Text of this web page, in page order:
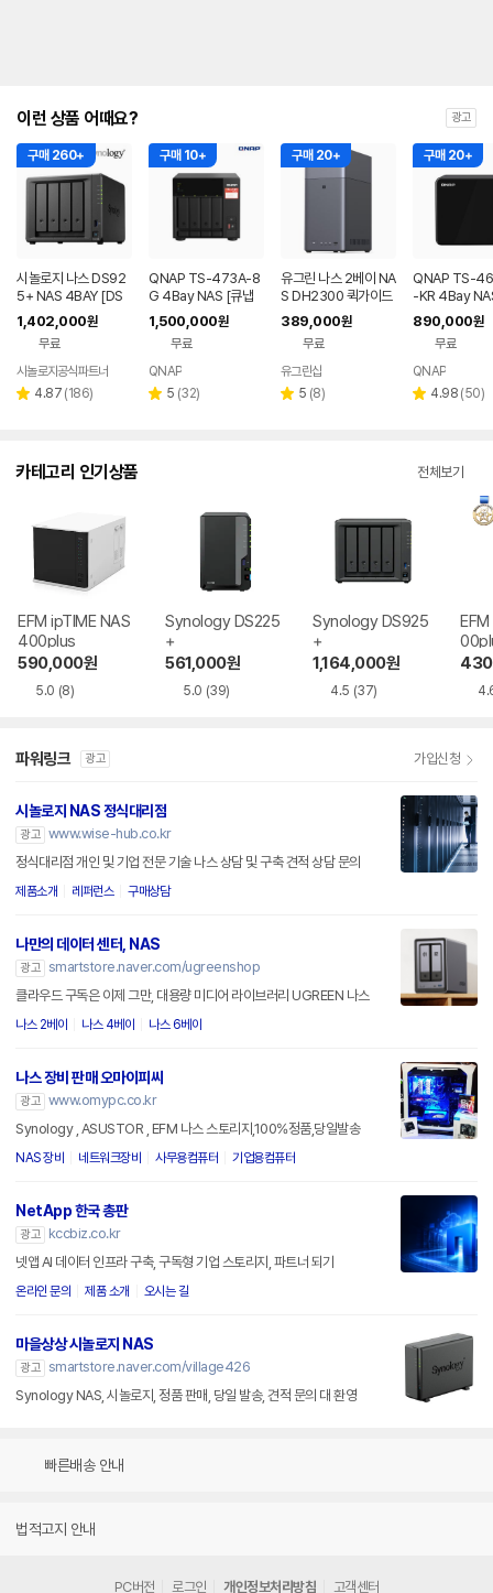
이런 상품 어때요? 광고
구매 260+
시놀로지 나스 DS92
5+ NAS 4BAY [DS
M 초기설정 원격지원
+3년보증정품]
1,402,000원
무료
시놀로지공식파트너
별 4.87 리
(186)
구매 10+
QNAP TS-473A-8
G 4Bay NAS [큐냅
나스 스토리지 하드미
포함]
1,500,000원
무료
QNAP
별 5 리
(32)
구매 20+
유그린 나스 2베이 NA
S DH2300 퀵가이드
제공
389,000원
무료
유그린샵
별 5 리
(8)
구매 20+
QNAP TS-
-KR 4Bay
냅 나스 스토리
미포함]
890,000원
무료
QNAP
별 4.98 리
(50)
카테고리 인기상품 전체보기
EFM ipTIME NAS
400plus
590,000원
5.0 (8)
Synology DS225
+
561,000원
5.0 (39)
Synology DS925
+
1,164,000원
4.5 (37)
파워링크 광고 가입신청
시놀로지 NAS 정식대리점
광고 www.wise-hub.co.kr
정식대리점 개인 및 기업 전문 기술 나스 상담 및 구축 견적 상담 문의
제품소개 레퍼런스 구매상담
나만의 데이터 센터, NAS
광고 smartstore.naver.com/ugreenshop
클라우드 구독은 이제 그만, 대용량 미디어 라이브러리 UGREEN 나스
나스 2베이 나스 4베이 나스 6베이
나스 장비 판매 오마이피씨
광고 www.omypc.co.kr
Synology , ASUSTOR , EFM 나스 스토리지,100%정품,당일발송
NAS 장비 네트워크장비 사무용컴퓨터 기업용컴퓨터
NetApp 한국 총판
광고
kccbiz.co.kr
넷앱 AI 데이터 인프라 구축, 구독형 기업 스토리지, 파트너 되기
온라인 문의 제품 소개 오시는 길
마을상상 시놀로지 NAS
광고 smartstore.naver.com/village426
Synology NAS, 시놀로지, 정품 판매, 당일 발송, 견적 문의 대 환영
빠른배송 안내
법적고지 안내
PC버전 로그인 개인정보처리방침 고객센터